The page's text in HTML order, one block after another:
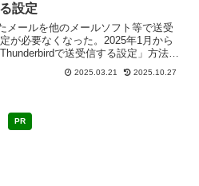
設定
メールを他のメールソフト等で送受
が必要なくなった。2025年1月から
で送受信する設定」方法を
2025.03.21 2025.10.27
PR